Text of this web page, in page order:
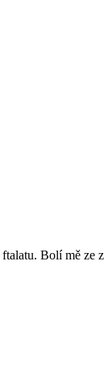
Bolí mě ze